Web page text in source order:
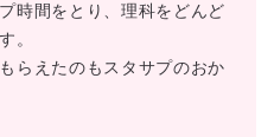
時間をとり、理科をどんど
。
らえたのもスタサプのおか